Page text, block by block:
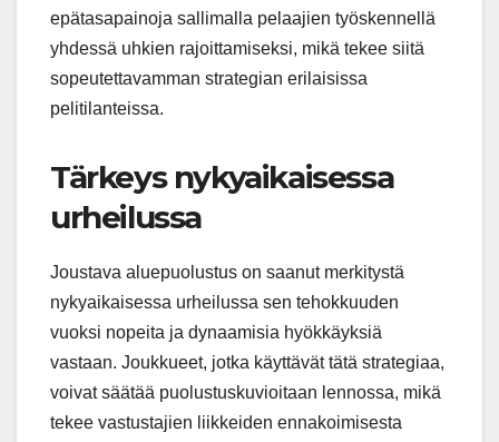
epätasapainoja sallimalla pelaajien työskennellä
yhdessä uhkien rajoittamiseksi, mikä tekee siitä
sopeutettavamman strategian erilaisissa
pelitilanteissa.
Tärkeys nykyaikaisessa
urheilussa
Joustava aluepuolustus on saanut merkitystä
nykyaikaisessa urheilussa sen tehokkuuden
vuoksi nopeita ja dynaamisia hyökkäyksiä
vastaan. Joukkueet, jotka käyttävät tätä strategiaa,
voivat säätää puolustuskuvioitaan lennossa, mikä
tekee vastustajien liikkeiden ennakoimisesta